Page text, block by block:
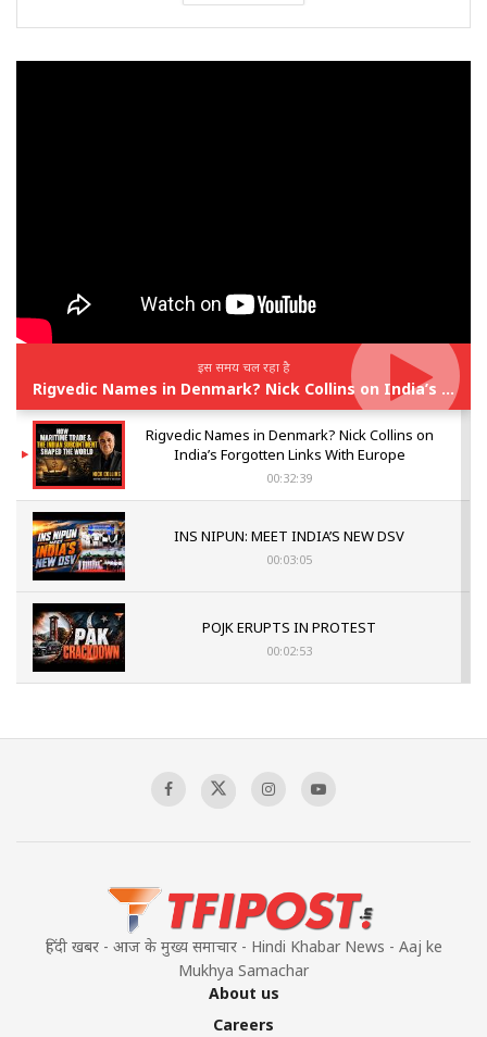
इस समय चल रहा है
Rigvedic Names in Denmark? Nick Collins on India’s Forgotten Links With Europe
Rigvedic Names in Denmark? Nick Collins on
India’s Forgotten Links With Europe
00:32:39
INS NIPUN: MEET INDIA’S NEW DSV
00:03:05
POJK ERUPTS IN PROTEST
00:02:53
Sagar
हिंदी खबर - आज के मुख्य समाचार - Hindi Khabar News - Aaj ke
Mukhya Samachar
About us
Careers